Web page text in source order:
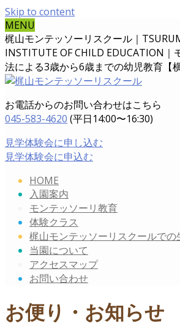
Skip to content
MENU
梶山モンテッソーリスクール｜
INSTITUTE OF CHILD EDUCATION｜
法による3歳から6歳までの幼児教育【
お電話からのお問い合わせはこちら
045-583-4620 (平日14:00〜16:30)
見学体験会に申し込む
見学体験会に申込む
HOME
入園案内
モンテッソーリ教育
体験クラス
梶山モンテッソーリスクールでの
当園について
アクセスマップ
お問い合わせ
お便り・お知らせ